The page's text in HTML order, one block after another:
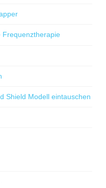
Frequenztherapie
Shield Modell eintauschen